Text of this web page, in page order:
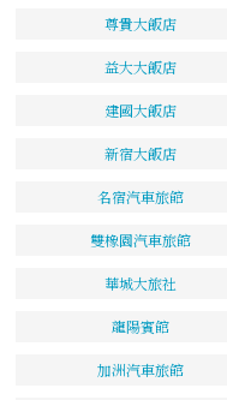
尊貴大飯店
益大大飯店
建國大飯店
新宿大飯店
名宿汽車旅館
雙橡園汽車旅館
華城大旅社
龍陽賓館
加洲汽車旅館